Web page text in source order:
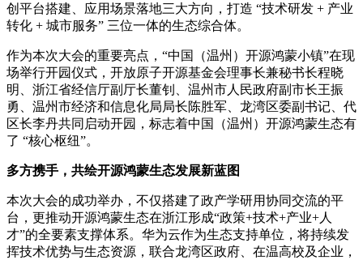
创平台搭建、应用场景落地三大方向，打造 “技术研发 + 产业
转化 + 城市服务” 三位一体的生态综合体。
作为本次大会的重要亮点，“中国（温州）开源鸿蒙小镇”在现
场举行开园仪式，开放原子开源基金会理事长兼秘书长程晓
明、浙江省经信厅副厅长董钊、温州市人民政府副市长王振
勇、温州市经济和信息化局局长陈胜军、龙湾区委副书记、代
区长李丹共同启动开园，标志着中国（温州）开源鸿蒙生态有
了 “核心枢纽”。
多方携手，共绘开源鸿蒙生态发展新蓝图
本次大会的成功举办，不仅搭建了政产学研用协同交流的平
台，更推动开源鸿蒙生态在浙江形成“政策+技术+产业+人
才”的全要素支撑体系。华为云作为生态支持单位，将持续发
挥技术优势与生态资源，联合龙湾区政府、在温高校及企业，